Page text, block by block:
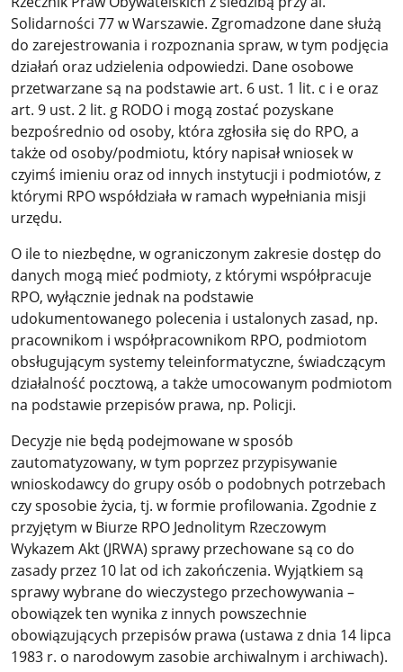
Solidarności 77 w Warszawie. Zgromadzone dane służą
do zarejestrowania i rozpoznania spraw, w tym podjęcia
działań oraz udzielenia odpowiedzi. Dane osobowe
przetwarzane są na podstawie art. 6 ust. 1 lit. c i e oraz
art. 9 ust. 2 lit. g RODO i mogą zostać pozyskane
bezpośrednio od osoby, która zgłosiła się do RPO, a
także od osoby/podmiotu, który napisał wniosek w
czyimś imieniu oraz od innych instytucji i podmiotów, z
którymi RPO współdziała w ramach wypełniania misji
urzędu.
O ile to niezbędne, w ograniczonym zakresie dostęp do
danych mogą mieć podmioty, z którymi współpracuje
RPO, wyłącznie jednak na podstawie
udokumentowanego polecenia i ustalonych zasad, np.
pracownikom i współpracownikom RPO, podmiotom
obsługującym systemy teleinformatyczne, świadczącym
działalność pocztową, a także umocowanym podmiotom
na podstawie przepisów prawa, np. Policji.
Decyzje nie będą podejmowane w sposób
zautomatyzowany, w tym poprzez przypisywanie
wnioskodawcy do grupy osób o podobnych potrzebach
czy sposobie życia, tj. w formie profilowania. Zgodnie z
przyjętym w Biurze RPO Jednolitym Rzeczowym
Wykazem Akt (JRWA) sprawy przechowane są co do
zasady przez 10 lat od ich zakończenia. Wyjątkiem są
sprawy wybrane do wieczystego przechowywania –
obowiązek ten wynika z innych powszechnie
obowiązujących przepisów prawa (ustawa z dnia 14 lipca
1983 r. o narodowym zasobie archiwalnym i archiwach).